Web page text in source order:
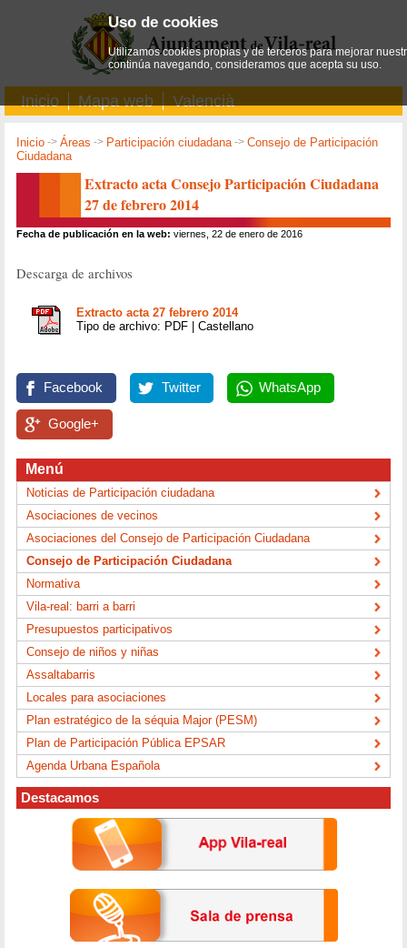
Inicio Mapa web Valencià
Inicio ->Áreas -> Participación ciudadana->Consejo de Participación
Ciudadana
Extracto acta Consejo Participación Ciudadana
27 de febrero 2014
Fecha de publicación en la web: viernes, 22 de enero de 2016
Descarga de archivos
Extracto acta 27 febrero 2014
Tipo de archivo: PDF | Castellano
Facebook Twitter WhatsApp
Google+
Menú
Noticias de Participación ciudadana
Asociaciones de vecinos
Asociaciones del Consejo de Participación Ciudadana
Consejo de Participación Ciudadana
Normativa
Vila-real: barri a barri
Presupuestos participativos
Consejo de niños y niñas
Assaltabarris
Locales para asociaciones
Plan estratégico de la séquia Major (PESM)
Plan de Participación Pública EPSAR
Agenda Urbana Española
Destacamos
Uso de cookies
Utilizamos cookies propias y de terceros para mejorar
continúa navegando, consideramos que acepta su uso.